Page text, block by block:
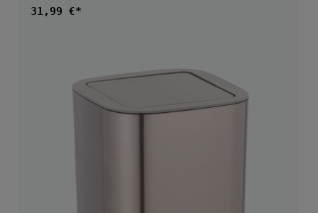
Regulärer Preis:
31,99 €*